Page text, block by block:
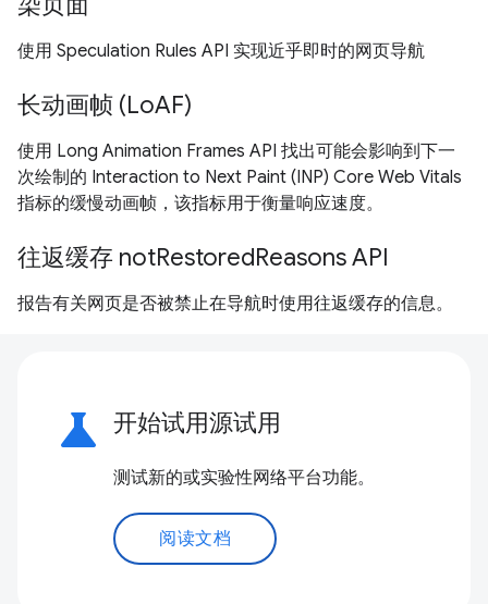
使用 Speculation Rules API 实现近乎即时的网页导航
长动画帧 (LoAF)
使用 Long Animation Frames API 找出可能会影响到下一
次绘制的 Interaction to Next Paint (INP) Core Web Vitals
指标的缓慢动画帧，该指标用于衡量响应速度。
往返缓存 notRestoredReasons API
报告有关网页是否被禁止在导航时使用往返缓存的信息。
science 开始试用源试用
测试新的或实验性网络平台功能。
阅读文档